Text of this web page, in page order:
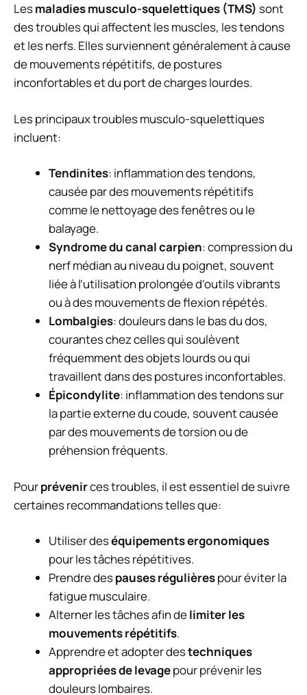
Lesmaladies musculo-squelettiques (TMS) sont
des troubles qui affectent les muscles, les tendons
et les nerfs. Elles surviennent généralement à cause
de mouvements répétitifs, de postures
inconfortables et du port de charges lourdes.
Les principaux troubles musculo-squelettiques
incluent:
Tendinites: inflammation des tendons,
causée par des mouvements répétitifs
comme le nettoyage des fenêtres ou le
balayage.
Syndrome du canal carpien: compression du
nerf médian au niveau du poignet, souvent
liée à l’utilisation prolongée d’outils vibrants
ou à des mouvements de flexion répétés.
Lombalgies: douleurs dans le bas du dos,
courantes chez celles qui soulèvent
fréquemment des objets lourds ou qui
travaillent dans des postures inconfortables.
Épicondylite: inflammation des tendons sur
la partie externe du coude, souvent causée
par des mouvements de torsion ou de
préhension fréquents.
Pourprévenirces troubles, il est essentiel de suivre
certaines recommandations telles que:
Utiliser deséquipements ergonomiques
pour les tâches répétitives.
Prendre despauses régulièrespour éviter la
fatigue musculaire.
Alterner les tâches afin delimiter les
mouvements répétitifs.
Apprendre et adopter destechniques
appropriées de levagepour prévenir les
douleurs lombaires.